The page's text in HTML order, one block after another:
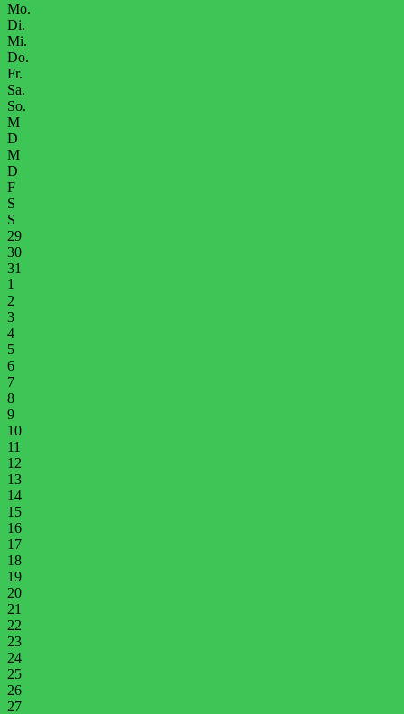
Mo.
Di.
Mi.
Do.
Fr.
Sa.
So.
M
D
M
D
F
S
S
29
30
31
1
2
3
4
5
6
7
8
9
10
11
12
13
14
15
16
17
18
19
20
21
22
23
24
25
26
27